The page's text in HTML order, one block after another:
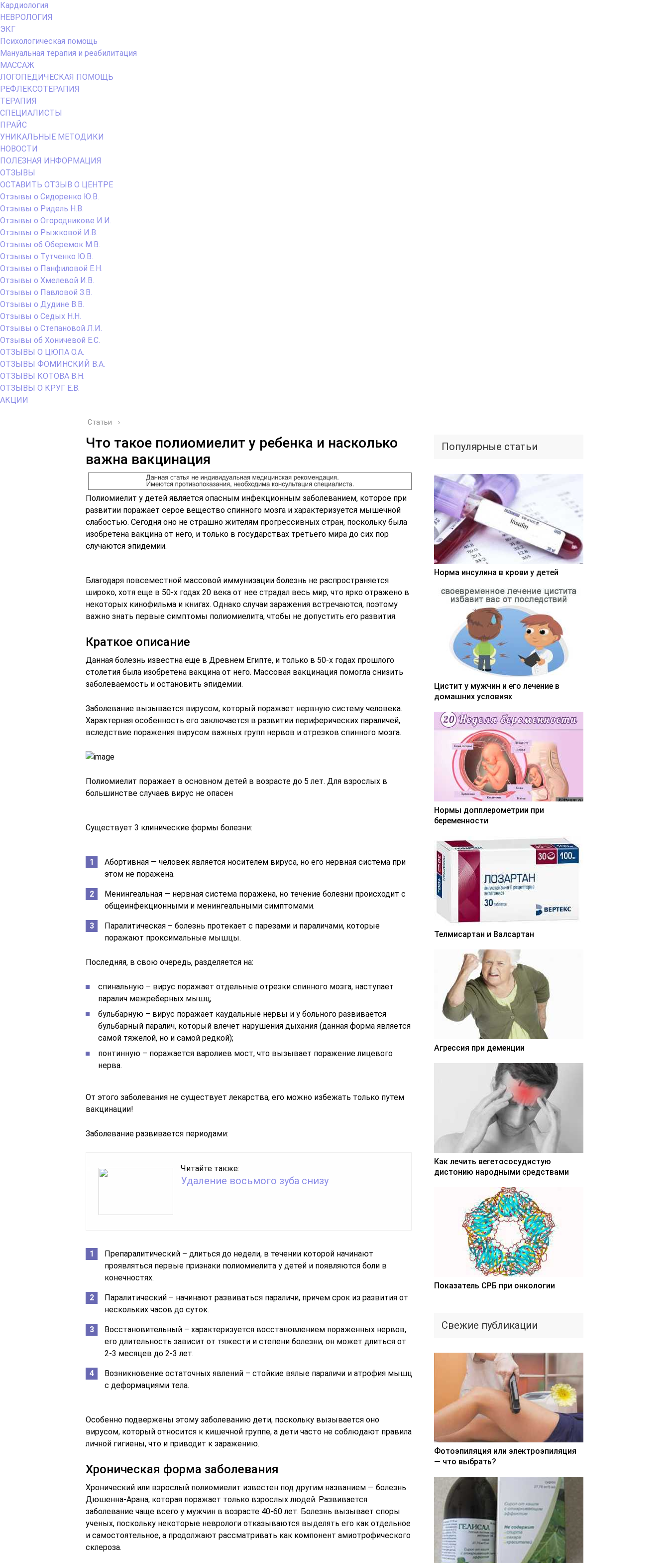
Кардиология
НЕВРОЛОГИЯ
ЭКГ
Психологическая помощь
Мануальная терапия и реабилитация
МАССАЖ
ЛОГОПЕДИЧЕСКАЯ ПОМОЩЬ
РЕФЛЕКСОТЕРАПИЯ
ТЕРАПИЯ
СПЕЦИАЛИСТЫ
ПРАЙС
УНИКАЛЬНЫЕ МЕТОДИКИ
НОВОСТИ
ПОЛЕЗНАЯ ИНФОРМАЦИЯ
ОТЗЫВЫ
ОСТАВИТЬ ОТЗЫВ О ЦЕНТРЕ
Отзывы о Сидоренко Ю.В.
Отзывы о Ридель Н.В.
Отзывы о Огородникове И.И.
Отзывы о Рыжковой И.В.
Отзывы об Оберемок М.В.
Отзывы о Тутченко Ю.В.
Отзывы о Панфиловой Е.Н.
Отзывы о Хмелевой И.В.
Отзывы о Павловой З.В.
Отзывы о Дудине В.В.
Отзывы о Седых Н.Н.
Отзывы о Степановой Л.И.
Отзывы об Хоничевой Е.С.
ОТЗЫВЫ О ЦЮПА О.А.
ОТЗЫВЫ ФОМИНСКИЙ В.А.
ОТЗЫВЫ КОТОВА В.Н.
ОТЗЫВЫ О КРУГ Е.В.
АКЦИИ
Статьи ›
Что такое полиомиелит у ребенка и насколько
важна вакцинация
Полиомиелит у детей является опасным инфекционным заболеванием, которое при
развитии поражает серое вещество спинного мозга и характеризуется мышечной
слабостью. Сегодня оно не страшно жителям прогрессивных стран, поскольку была
изобретена вакцина от него, и только в государствах третьего мира до сих пор
случаются эпидемии.
Благодаря повсеместной массовой иммунизации болезнь не распространяется
широко, хотя еще в 50-х годах 20 века от нее страдал весь мир, что ярко отражено в
некоторых кинофильма и книгах. Однако случаи заражения встречаются, поэтому
важно знать первые симптомы полиомиелита, чтобы не допустить его развития.
Краткое описание
Данная болезнь известна еще в Древнем Египте, и только в 50-х годах прошлого
столетия была изобретена вакцина от него. Массовая вакцинация помогла снизить
заболеваемость и остановить эпидемии.
Заболевание вызывается вирусом, который поражает нервную систему человека.
Характерная особенность его заключается в развитии периферических параличей,
вследствие поражения вирусом важных групп нервов и отрезков спинного мозга.
Полиомиелит поражает в основном детей в возрасте до 5 лет. Для взрослых в
большинстве случаев вирус не опасен
Существует 3 клинические формы болезни:
Абортивная — человек является носителем вируса, но его нервная система при
этом не поражена.
Менингеальная — нервная система поражена, но течение болезни происходит с
общеинфекционными и менингеальными симптомами.
Паралитическая – болезнь протекает с парезами и параличами, которые
поражают проксимальные мышцы.
Последняя, в свою очередь, разделяется на:
спинальную – вирус поражает отдельные отрезки спинного мозга, наступает
паралич межреберных мышц;
бульбарную – вирус поражает каудальные нервы и у больного развивается
бульбарный паралич, который влечет нарушения дыхания (данная форма является
самой тяжелой, но и самой редкой);
понтинную – поражается варолиев мост, что вызывает поражение лицевого
нерва.
От этого заболевания не существует лекарства, его можно избежать только путем
вакцинации!
Заболевание развивается периодами:
Читайте также:
Удаление восьмого зуба снизу
Препаралитический – длиться до недели, в течении которой начинают
проявляться первые признаки полиомиелита у детей и появляются боли в
конечностях.
Паралитический – начинают развиваться параличи, причем срок из развития от
нескольких часов до суток.
Восстановительный – характеризуется восстановлением пораженных нервов,
его длительность зависит от тяжести и степени болезни, он может длиться от
2-3 месяцев до 2-3 лет.
Возникновение остаточных явлений – стойкие вялые параличи и атрофия мышц
с деформациями тела.
Особенно подвержены этому заболеванию дети, поскольку вызывается оно
вирусом, который относится к кишечной группе, а дети часто не соблюдают правила
личной гигиены, что и приводит к заражению.
Хроническая форма заболевания
Хронический или взрослый полиомиелит известен под другим названием — болезнь
Дюшенна-Арана, которая поражает только взрослых людей. Развивается
заболевание чаще всего у мужчин в возрасте 40-60 лет. Болезнь вызывает споры
ученых, поскольку некоторые неврологи отказываются выделять его как отдельное
и самостоятельное, а продолжают рассматривать как компонент амиотрофического
склероза.
Популярные статьи
Норма инсулина в крови у детей
Цистит у мужчин и его лечение в
домашних условиях
Нормы допплерометрии при
беременности
Телмисартан и Валсартан
Агрессия при деменции
Как лечить вегетососудистую
дистонию народными средствами
Показатель СРБ при онкологии
Свежие публикации
Фотоэпиляция или электроэпиляция
— что выбрать?